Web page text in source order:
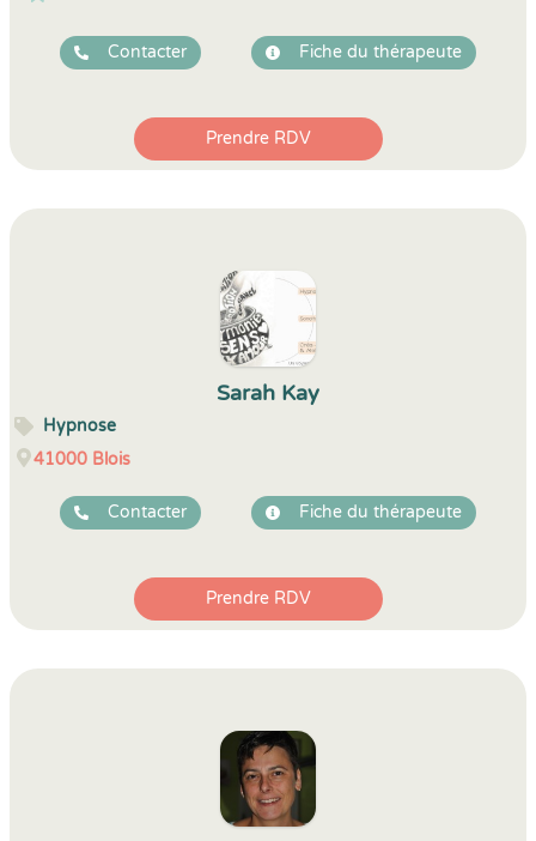
Contacter Fiche du thérapeute
Prendre RDV
Sarah Kay
Hypnose
41000 Blois
Contacter Fiche du thérapeute
Prendre RDV